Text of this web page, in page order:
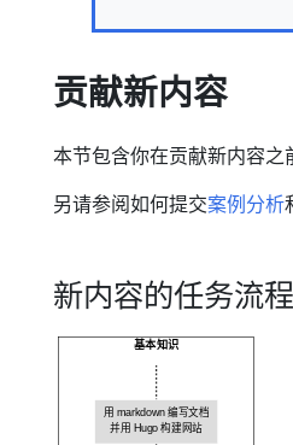
贡献新内容
本节包含你在贡献新内容之
另请参阅如何提交案例分析
新内容的任务流程
基本知识
用 markdown 编写文档
并用 Hugo 构建网站